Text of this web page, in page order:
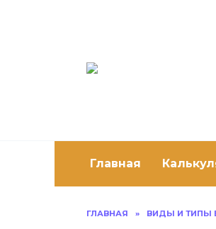
Главная
ГЛАВНАЯ » ВИДЫ И ТИПЫ